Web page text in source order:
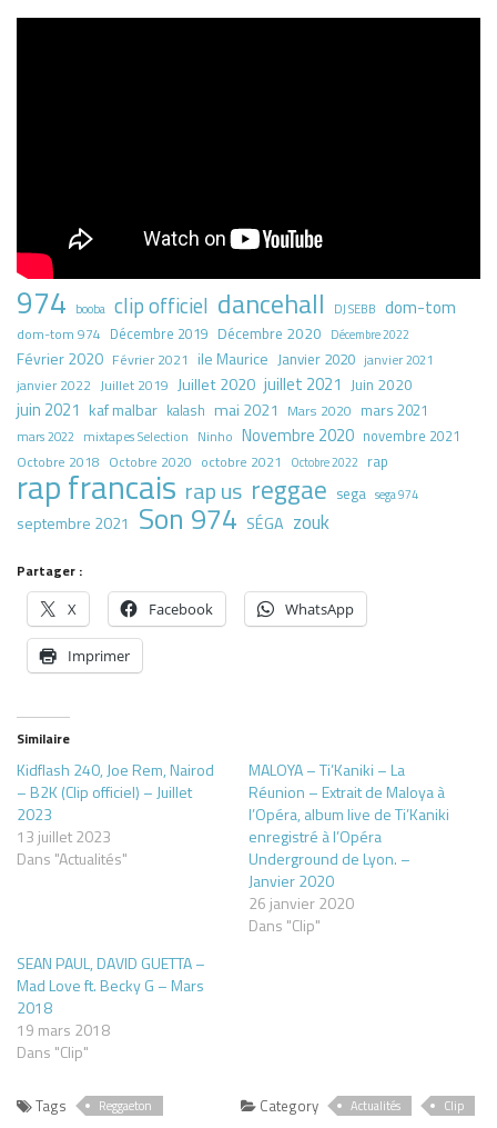
974 booba clip officiel dancehall DJ SEBB dom-tom
dom-tom 974 Décembre 2019 Décembre 2020 Décembre 2022
Février 2020 Février 2021 ile Maurice Janvier 2020 janvier 2021
janvier 2022 Juillet 2019 Juillet 2020 juillet 2021 Juin 2020
juin 2021 kaf malbar kalash mai 2021 Mars 2020 mars 2021
mars 2022 mixtapes Selection Ninho Novembre 2020 novembre 2021
Octobre 2018 Octobre 2020 octobre 2021 Octobre 2022 rap
rap francais rap us reggae sega sega 974
septembre 2021 Son 974 SÉGA zouk
Partager :
X Facebook WhatsApp
Imprimer
Similaire
Kidflash 240, Joe Rem, Nairod
– B2K (Clip officiel) – Juillet
2023
13 juillet 2023
Dans "Actualités"
MALOYA – Ti’Kaniki – La
Réunion – Extrait de Maloya à
l’Opéra, album live de Ti’Kaniki
enregistré à l’Opéra
Underground de Lyon. –
Janvier 2020
26 janvier 2020
Dans "Clip"
SEAN PAUL, DAVID GUETTA –
Mad Love ft. Becky G – Mars
2018
19 mars 2018
Dans "Clip"
Tags Reggaeton Category Actualités Clip